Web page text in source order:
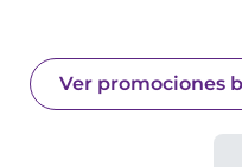
Ver promociones